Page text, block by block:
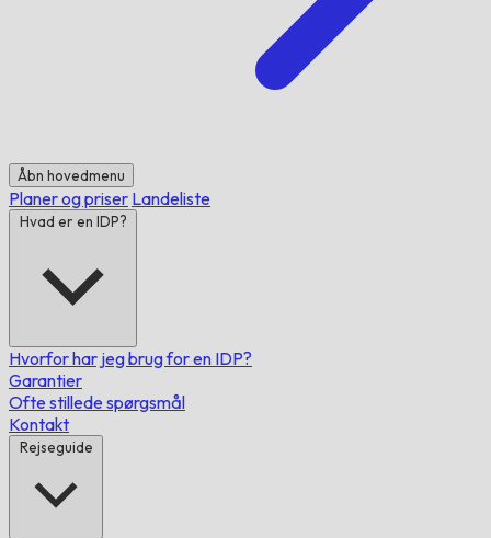
Åbn hovedmenu
Planer og priser Landeliste
Hvad er en IDP?
Hvorfor har jeg brug for en IDP?
Garantier
Ofte stillede spørgsmål
Kontakt
Rejseguide